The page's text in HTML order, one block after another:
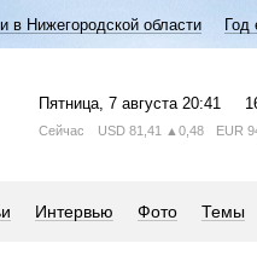
в Нижегородской области Год
Пятница, 7 августа 20:41
Сейчас USD 81,41 ▲0,48 EUR
Интервью Фото Темы